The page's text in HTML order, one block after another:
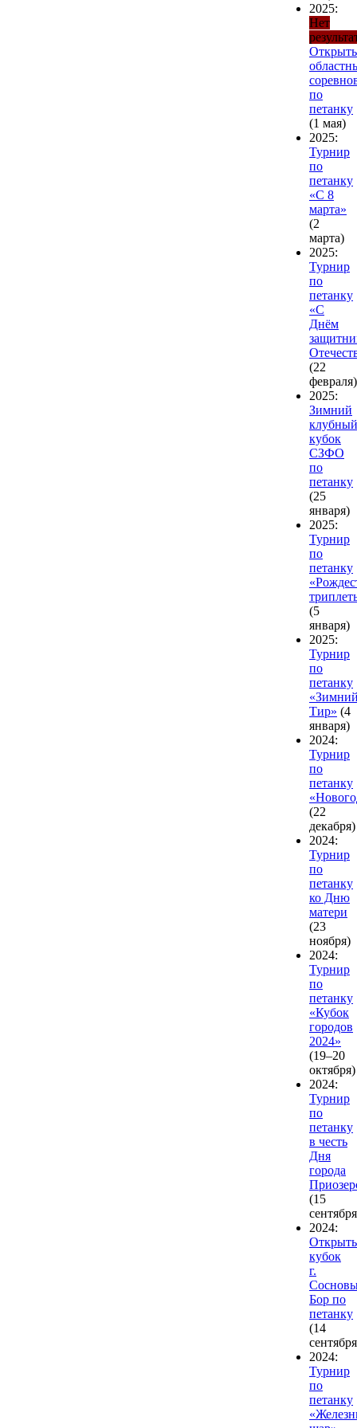
2025:
Нет
по
петанку
(1 мая)
2025:
Турнир
по
петанку
«С 8
марта»
(2
марта)
2025:
Турнир
по
петанку
«С
Днём
(22
февраля)
2025:
Зимний
клубный
кубок
СЗФО
по
петанку
(25
января)
2025:
Турнир
по
петанку
(5
января)
2025:
Турнир
по
петанку
Тир» (4
января)
2024:
Турнир
по
петанку
(22
декабря)
2024:
Турнир
по
петанку
ко Дню
матери
(23
ноября)
2024:
Турнир
по
петанку
«Кубок
городов
2024»
(19–20
октября)
2024:
Турнир
по
петанку
в честь
Дня
города
(15
2024:
кубок
г.
Бор по
петанку
(14
2024:
Турнир
по
петанку